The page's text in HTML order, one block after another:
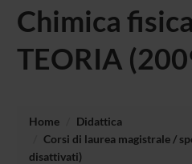
Chimica
TEORIA
Home
Didattica
Corsi di laurea magistrale /
disattivati)